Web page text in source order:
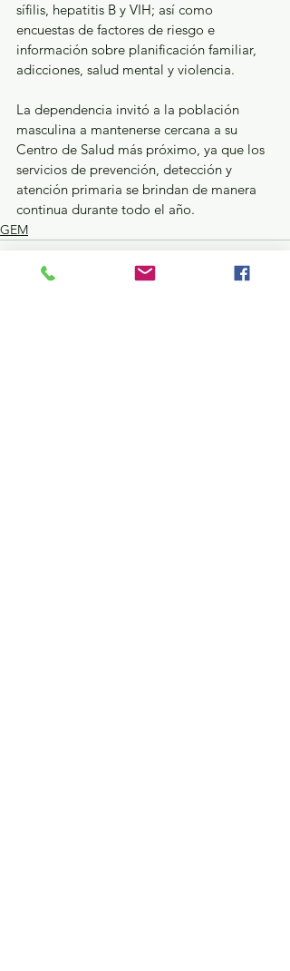
sífilis, hepatitis B y VIH; así como
encuestas de factores de riesgo e
información sobre planificación familiar,
adicciones, salud mental y violencia.
La dependencia invitó a la población
masculina a mantenerse cercana a su
Centro de Salud más próximo, ya que los
servicios de prevención, detección y
atención primaria se brindan de manera
continua durante todo el año.
GEM